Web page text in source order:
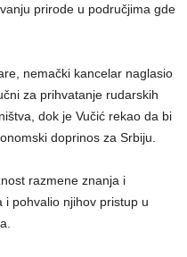
prirode u područjima gde
nemački kancelar naglasio
za prihvatanje rudarskih
dok je Vučić rekao da bi
doprinos za Srbiju.
razmene znanja i
i pohvalio njihov pristup u